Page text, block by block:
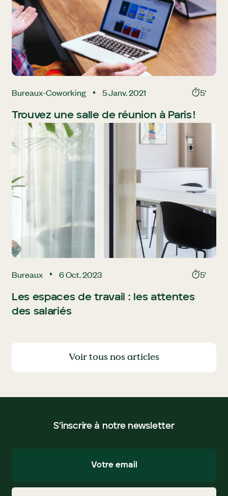
Bureaux-Coworking 5 Janv. 2021 5'
Trouvez une salle de réunion à Paris !
Bureaux 6 Oct. 2023 5'
Les espaces de travail : les attentes
des salariés
Voir tous nos articles
Voir tous nos articles
S’inscrire à notre newsletter